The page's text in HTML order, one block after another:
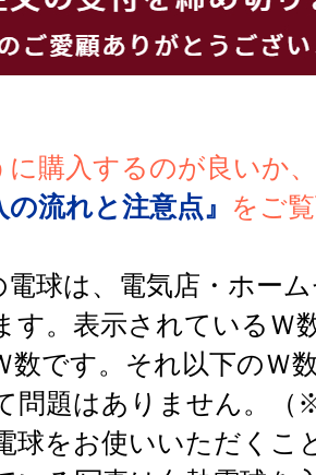
に購入するのが良いか
の流れと注意点』
をご
球は、電気店・ホー
す。表示されているＷ
数です。それ以下のＷ
問題はありません。（
球をお使いいただくこ